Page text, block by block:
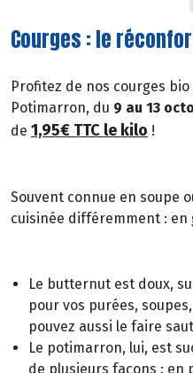
Courges : le
Profitez de nos courges
Potimarron, du 9 au 13
de 1,95€ TTC le kilo !
Souvent connue en soupe
cuisinée différemment : en
Le butternut est doux,
pour vos purées,
pouvez aussi le faire
Le potimarron, lui, est
de plusieurs façons : en